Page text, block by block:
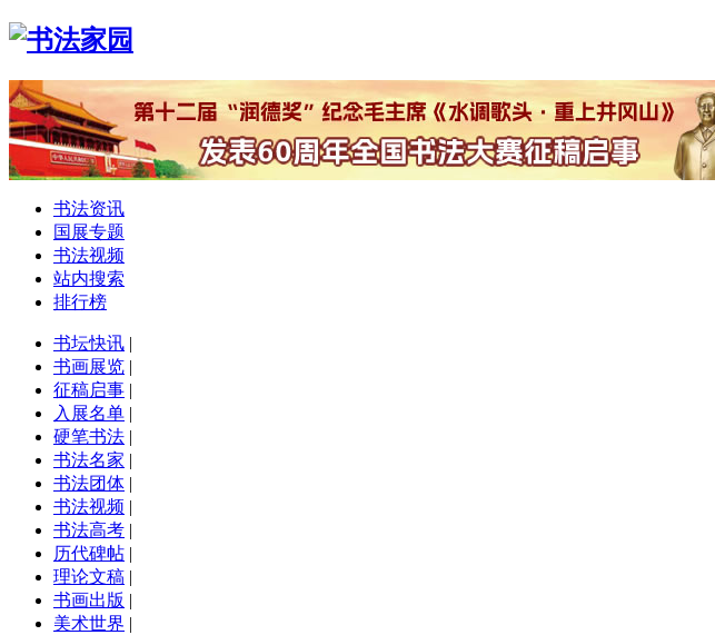
书法资讯
国展专题
书法视频
站内搜索
排行榜
书坛快讯 |
书画展览 |
征稿启事 |
入展名单 |
硬笔书法 |
书法名家 |
书法团体 |
书法视频 |
书法高考 |
历代碑帖 |
理论文稿 |
书画出版 |
美术世界 |